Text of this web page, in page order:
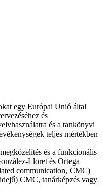
egy Európai Unió által
és
és a tankönyvi
teljes mértékben
és a funkcionális
Lloret és Ortega
communication, CMC)
CMC, tanárképzés vagy